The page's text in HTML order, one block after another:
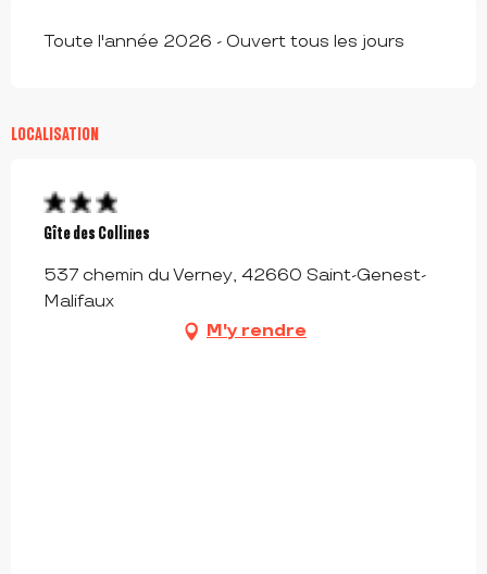
Toute l'année 2026 - Ouvert tous les jours
LOCALISATION
Gîte des Collines
537 chemin du Verney, 42660 Saint-Genest-
Malifaux
M'y rendre